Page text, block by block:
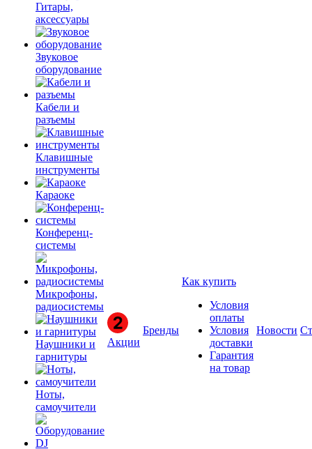
Гитары,
аксессуары
Звуковое
оборудование
Кабели и
разъемы
Клавишные
инструменты
Караоке
Конференц-
системы
Микрофоны,
радиосистемы
Наушники и
гарнитуры
Ноты,
самоучители
Акции
Бренды
Как купить
Условия
оплаты
Условия
доставки
Гарантия
на товар
Новости